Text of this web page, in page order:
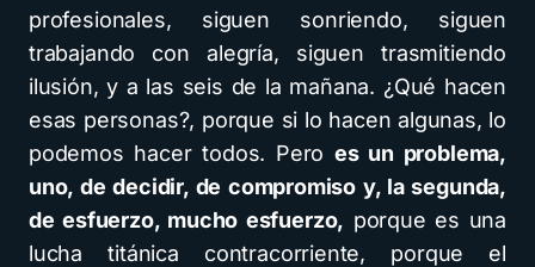
profesionales, siguen sonriendo, siguen
trabajando con alegría, siguen trasmitiendo
ilusión, y a las seis de la mañana. ¿Qué hacen
esas personas?, porque si lo hacen algunas, lo
podemos hacer todos. Pero es un problema,
uno, de decidir, de compromiso y, la segunda,
de esfuerzo, mucho esfuerzo, porque es una
lucha titánica contracorriente, porque el